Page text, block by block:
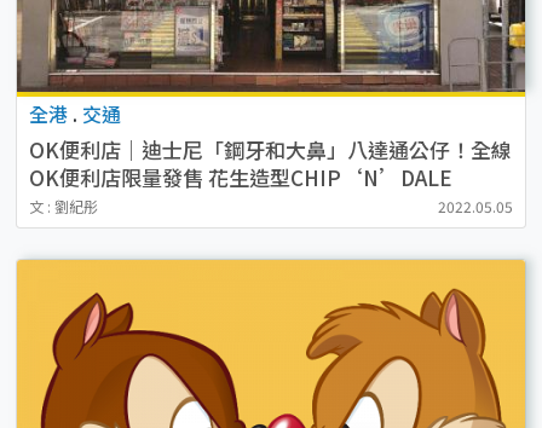
全港 . 交通
OK便利店｜迪士尼「鋼牙和大鼻」八達通公仔！全線
OK便利店限量發售 花生造型CHIP‘N’DALE
文 : 劉紀彤 2022.05.05